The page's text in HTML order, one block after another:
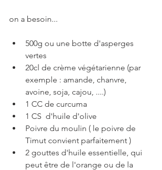
on a besoin...
500g ou une botte d'asperges
vertes
20cl de crème végétarienne (par
exemple : amande, chanvre,
avoine, soja, cajou, ....)
1 CC de curcuma
1 CS  d'huile d'olive
Poivre du moulin ( le poivre de
Timut convient parfaitement )
2 gouttes d'huile essentielle, qui
peut être de l'orange ou de la